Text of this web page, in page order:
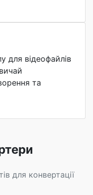
для відеофайлів
та
для конвертації